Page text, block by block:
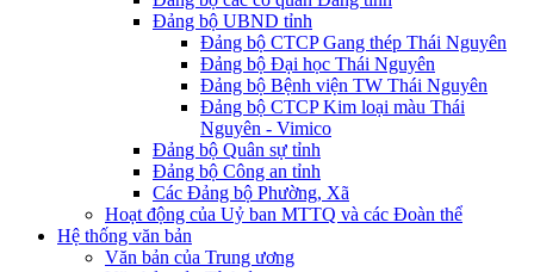
Đảng bộ UBND tỉnh
Đảng bộ CTCP Gang thép Thái Nguyên
Đảng bộ Đại học Thái Nguyên
Đảng bộ Bệnh viện TW Thái Nguyên
Đảng bộ CTCP Kim loại màu Thái
Nguyên - Vimico
Đảng bộ Quân sự tỉnh
Đảng bộ Công an tỉnh
Các Đảng bộ Phường, Xã
Hoạt động của Uỷ ban MTTQ và các Đoàn thể
Hệ thống văn bản
Văn bản của Trung ương